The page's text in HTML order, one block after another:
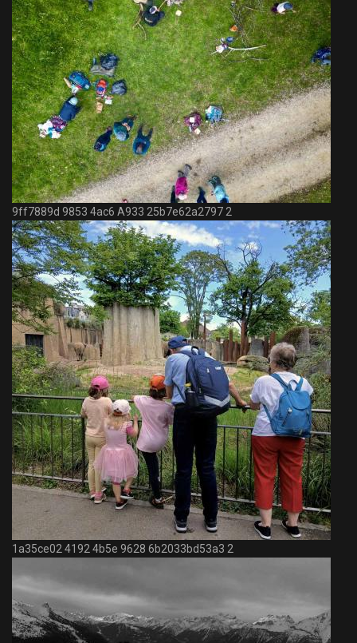
9ff7889d 9853 4ac6 A933 25b7e62a2797 2
1a35ce02 4192 4b5e 9628 6b2033bd53a3 2